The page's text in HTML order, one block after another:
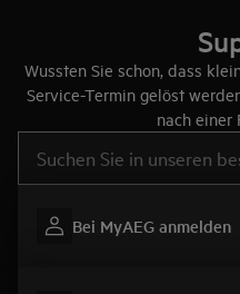
Wussten Sie schon, dass
Service-Termin gelöst
nach einer
Bei MyAEG anmelden